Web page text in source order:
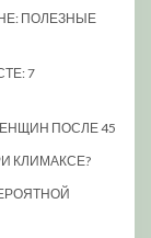
ПОЛЕЗНЫЕ
7
ПОСЛЕ 45
КЛИМАКСЕ?